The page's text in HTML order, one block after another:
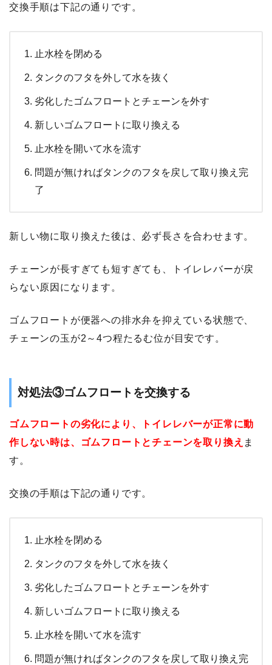
交換手順は下記の通りです。
止水栓を閉める
タンクのフタを外して水を抜く
劣化したゴムフロートとチェーンを外す
新しいゴムフロートに取り換える
止水栓を開いて水を流す
問題が無ければタンクのフタを戻して取り換え完
了
新しい物に取り換えた後は、必ず長さを合わせます。
チェーンが長すぎても短すぎても、トイレレバーが戻
らない原因になります。
ゴムフロートが便器への排水弁を抑えている状態で、
チェーンの玉が2～4つ程たるむ位が目安です。
対処法③ゴムフロートを交換する
ゴムフロートの劣化により、トイレレバーが正常に動
作しない時は、ゴムフロートとチェーンを取り換え ま
す。
交換の手順は下記の通りです。
止水栓を閉める
タンクのフタを外して水を抜く
劣化したゴムフロートとチェーンを外す
新しいゴムフロートに取り換える
止水栓を開いて水を流す
問題が無ければタンクのフタを戻して取り換え完